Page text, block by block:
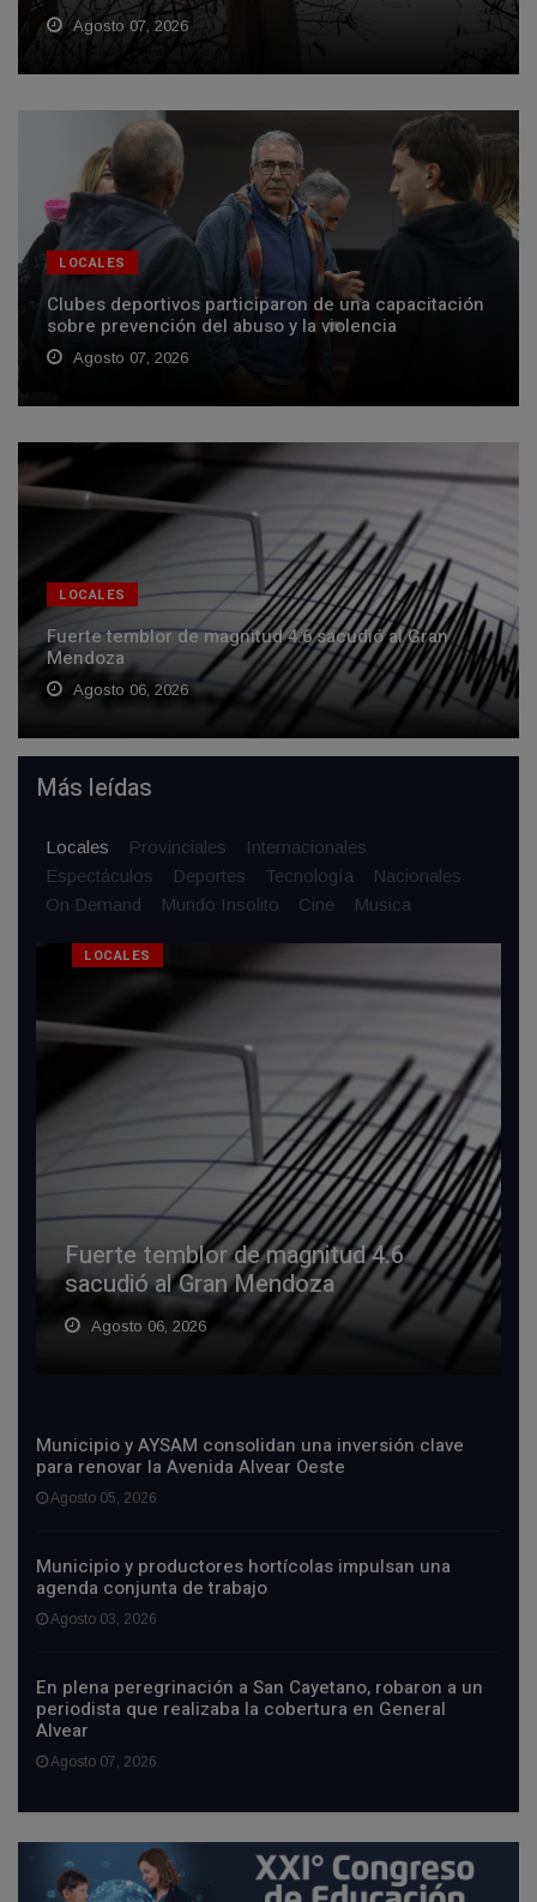
Agosto 07, 2026
LOCALES
Clubes deportivos participaron de una capacitación
sobre prevención del abuso y la violencia
Agosto 07, 2026
LOCALES
Fuerte temblor de magnitud 4.6 sacudió al Gran
Mendoza
Agosto 06, 2026
Más leídas
Locales Provinciales
Internacionales
Espectáculos
Deportes Tecnología
Nacionales
On Demand
Mundo Insolito Cine Musica
LOCALES
Fuerte temblor de magnitud 4.6
sacudió al Gran Mendoza
Agosto 06, 2026
Municipio y AYSAM consolidan una inversión clave
para renovar la Avenida Alvear Oeste
Agosto 05, 2026
Municipio y productores hortícolas impulsan una
agenda conjunta de trabajo
Agosto 03, 2026
En plena peregrinación a San Cayetano, robaron a un
periodista que realizaba la cobertura en General
Alvear
Agosto 07, 2026